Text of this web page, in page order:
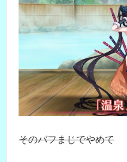
そのバフまじでやめて